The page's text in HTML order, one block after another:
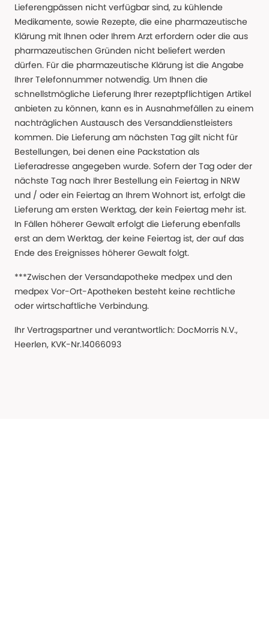
Lieferengpässen nicht verfügbar sind, zu kühlende
Medikamente, sowie Rezepte, die eine pharmazeutische
Klärung mit Ihnen oder Ihrem Arzt erfordern oder die aus
pharmazeutischen Gründen nicht beliefert werden
dürfen. Für die pharmazeutische Klärung ist die Angabe
Ihrer Telefonnummer notwendig. Um Ihnen die
schnellstmögliche Lieferung Ihrer rezeptpflichtigen Artikel
anbieten zu können, kann es in Ausnahmefällen zu einem
nachträglichen Austausch des Versanddienstleisters
kommen. Die Lieferung am nächsten Tag gilt nicht für
Bestellungen, bei denen eine Packstation als
Lieferadresse angegeben wurde. Sofern der Tag oder der
nächste Tag nach Ihrer Bestellung ein Feiertag in NRW
und / oder ein Feiertag an Ihrem Wohnort ist, erfolgt die
Lieferung am ersten Werktag, der kein Feiertag mehr ist.
In Fällen höherer Gewalt erfolgt die Lieferung ebenfalls
erst an dem Werktag, der keine Feiertag ist, der auf das
Ende des Ereignisses höherer Gewalt folgt.
***Zwischen der Versandapotheke medpex und den
medpex Vor-Ort-Apotheken besteht keine rechtliche
oder wirtschaftliche Verbindung.
Ihr Vertragspartner und verantwortlich: DocMorris N.V.,
Heerlen, KVK-Nr.14066093